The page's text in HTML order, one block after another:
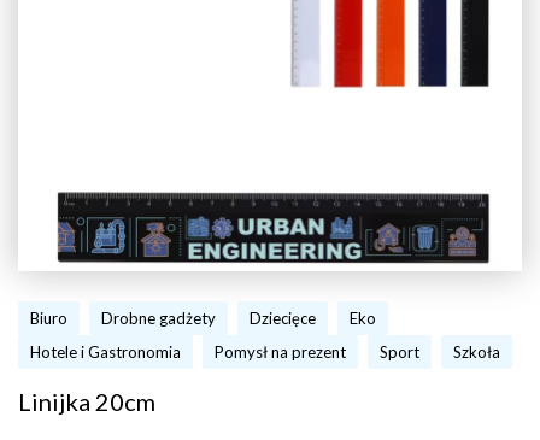
Biuro Drobne gadżety Dziecięce
Eko
Hotele i Gastronomia
Pomysł na prezent Sport Szkoła
Linijka 20cm